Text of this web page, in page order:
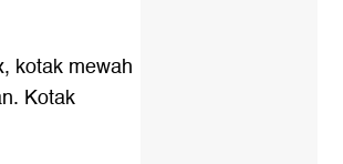
kotak mewah
Kotak